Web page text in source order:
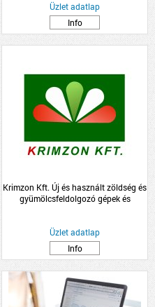
Üzlet adatlap
Info
Krimzon Kft. Új és használt zöldség és
gyümölcsfeldolgozó gépek és
Üzlet adatlap
Info